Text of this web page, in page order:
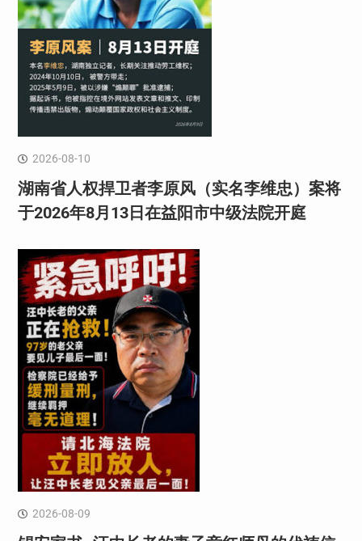
2026-08-10
湖南省人权捍卫者李原风（实名李维忠）案将
于2026年8月13日在益阳市中级法院开庭
2026-08-09